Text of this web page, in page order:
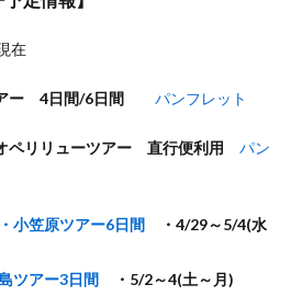
在
ー 4日間/6日間 パンフレット
リリューツアー 直行便利用 パン
小笠原ツアー6日間 ・4/29～5/4(水
ツアー3日間 ・5/2～4(土～月)